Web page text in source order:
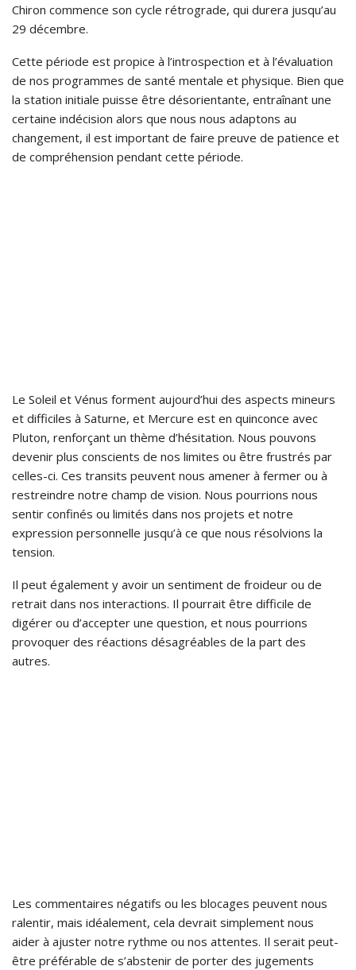
Chiron commence son cycle rétrograde, qui durera jusqu’au
29 décembre.
Cette période est propice à l’introspection et à l’évaluation
de nos programmes de santé mentale et physique. Bien que
la station initiale puisse être désorientante, entraînant une
certaine indécision alors que nous nous adaptons au
changement, il est important de faire preuve de patience et
de compréhension pendant cette période.
Le Soleil et Vénus forment aujourd’hui des aspects mineurs
et difficiles à Saturne, et Mercure est en quinconce avec
Pluton, renforçant un thème d’hésitation. Nous pouvons
devenir plus conscients de nos limites ou être frustrés par
celles-ci. Ces transits peuvent nous amener à fermer ou à
restreindre notre champ de vision. Nous pourrions nous
sentir confinés ou limités dans nos projets et notre
expression personnelle jusqu’à ce que nous résolvions la
tension.
Il peut également y avoir un sentiment de froideur ou de
retrait dans nos interactions. Il pourrait être difficile de
digérer ou d’accepter une question, et nous pourrions
provoquer des réactions désagréables de la part des
autres.
Les commentaires négatifs ou les blocages peuvent nous
ralentir, mais idéalement, cela devrait simplement nous
aider à ajuster notre rythme ou nos attentes. Il serait peut-
être préférable de s’abstenir de porter des jugements